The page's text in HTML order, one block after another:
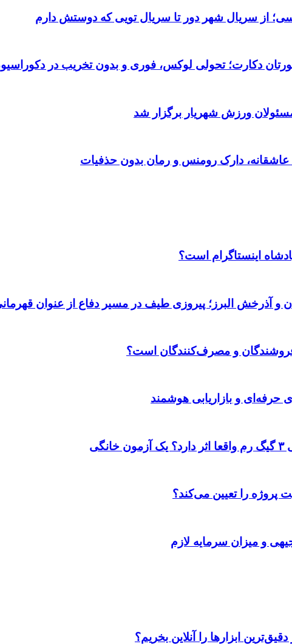
از سریال شهر دور تا سریال تویی که دوستش دارم
دکارت؛ تحولی لوکس، فوری و بدون تخریب در
ورزش شهریار برگزار شد
اینستاگرام است؟
و آذرخش البرز؛ پیروزی طیف در مسیر دفاع از عنوان
فروشندگان و مصرف‌کنندگان است؟
پروژه را تعیین می‌کند؟
و میزان سرمایه لازم
ابزارها را آنلاین بخریم؟